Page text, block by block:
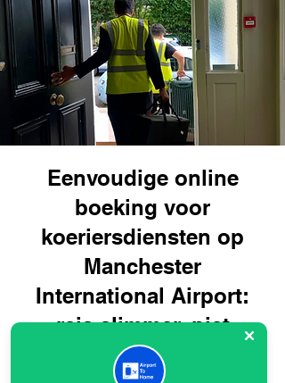
Eenvoudige online
boeking voor
koeriersdiensten op
Manchester
International Airport:
reis slimmer, niet
moeilijker